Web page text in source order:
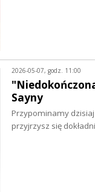
2026-05-07, godz. 11:00
Sayny
Przypominamy
przyjrzysz się